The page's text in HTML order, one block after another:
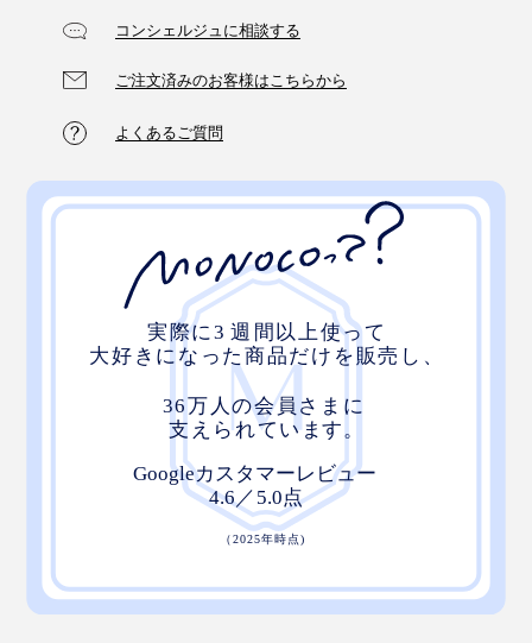
コンシェルジュに相談する
ご注文済みのお客様はこちらから
よくあるご質問